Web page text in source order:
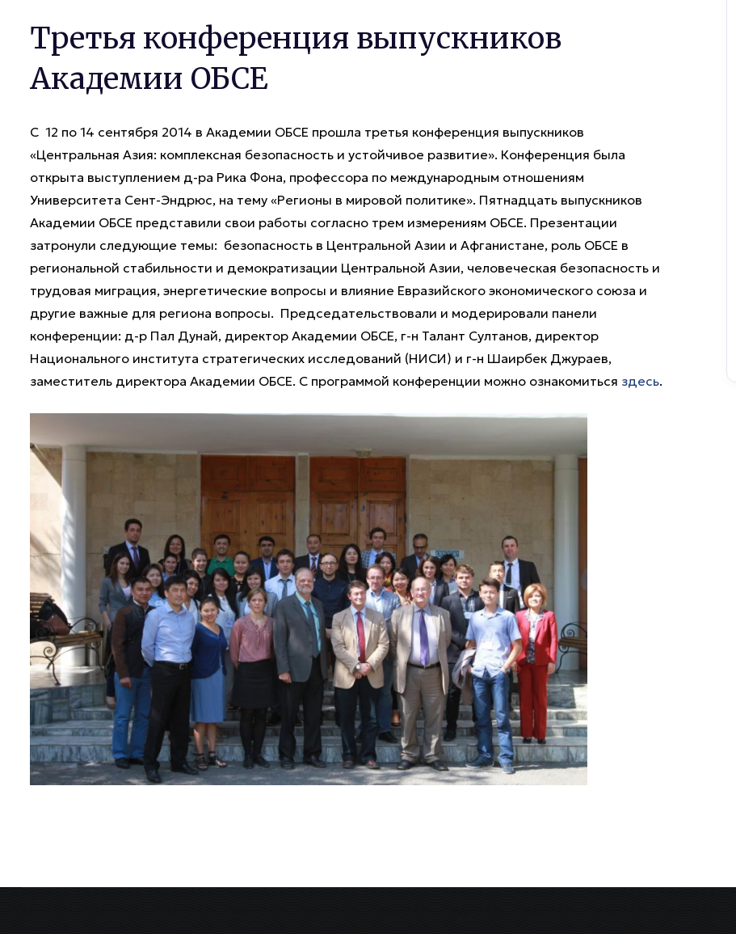
Третья конференция выпускников
Академии ОБСЕ
С 12 по 14 сентября 2014 в Академии ОБСЕ прошла третья конференция выпускников
«Центральная Азия: комплексная безопасность и устойчивое развитие». Конференция была
открыта выступлением д-ра Рика Фона, профессора по международным отношениям
Университета Сент-Эндрюс, на тему «Регионы в мировой политике». Пятнадцать выпускников
Академии ОБСЕ представили свои работы согласно трем измерениям ОБСЕ. Презентации
затронули следующие темы: безопасность в Центральной Азии и Афганистане, роль ОБСЕ в
региональной стабильности и демократизации Центральной Азии, человеческая безопасность и
трудовая миграция, энергетические вопросы и влияние Евразийского экономического союза и
другие важные для региона вопросы. Председательствовали и модерировали панели
конференции: д-р Пал Дунай, директор Академии ОБСЕ, г-н Талант Султанов, директор
Национального института стратегических исследований (НИСИ) и г-н Шаирбек Джураев,
заместитель директора Академии ОБСЕ. С программой конференции можно ознакомиться здесь.